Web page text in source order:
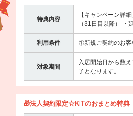
特典内容
【キャンペーン詳
（31日目以降） ・
利用条件 ①新規ご契約のお
対象期間
入居開始日から数
了となります。
🎁法人契約限定☆KITのおまとめ特典